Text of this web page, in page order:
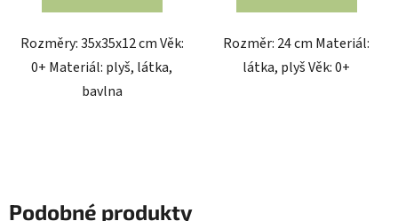
Rozměry: 35x35x12 cm Věk:
0+ Materiál: plyš, látka,
bavlna
Rozměr: 24 cm Materiál:
látka, plyš Věk: 0+
Podobné produkty